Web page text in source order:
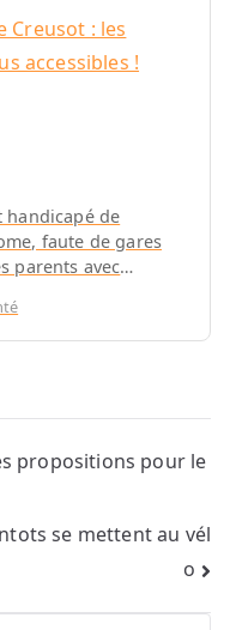
handicapé de
faute de gares
parents avec
propositions pour le
se mettent au vél
o